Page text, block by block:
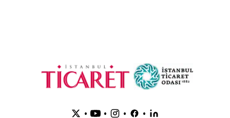
• • • •